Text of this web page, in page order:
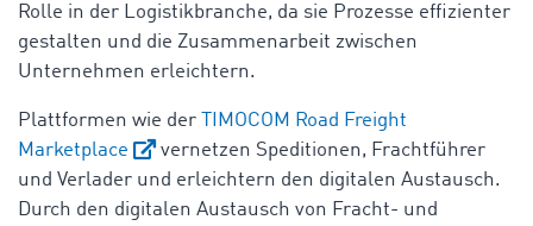
Rolle in der Logistikbranche, da sie Prozesse effizienter
gestalten und die Zusammenarbeit zwischen
Unternehmen erleichtern.
Plattformen wie der
TIMOCOM Road Freight
Marketplace
vernetzen Speditionen, Frachtführer
und Verlader und erleichtern den digitalen Austausch.
Durch den digitalen Austausch von Fracht- und